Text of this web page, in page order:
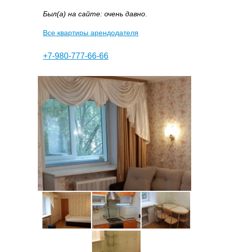
Был(а) на сайте: очень давно.
Все квартиры арендодателя
+7-980-777-66-66